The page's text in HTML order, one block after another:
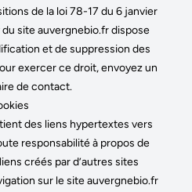
de la loi 78-17 du 6 janvier
site auvergnebio.fr dispose
et de suppression des
exercer ce droit, envoyez un
de contact.
des liens hypertextes vers
responsabilité à propos de
créés par d’autres sites
sur le site auvergnebio.fr